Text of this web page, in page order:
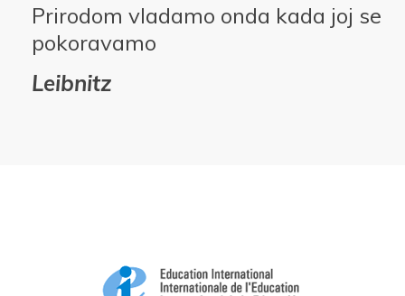
Prirodom vladamo onda kada joj se
pokoravamo
Leibnitz